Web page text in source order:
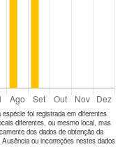
espécie foi registrada em diferentes
diferentes, ou mesmo local, mas
dos dados de obtenção da
ou incorreções nestes dados